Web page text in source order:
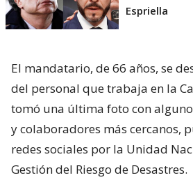
Espriella
El mandatario, de 66 años, se
del personal que trabaja en la
tomó una última foto con
y colaboradores más cercanos,
redes sociales por la Unidad
Gestión del Riesgo de Desastres.